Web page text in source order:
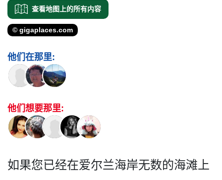
查看地图上的所有内容
© gigaplaces.com
他们在那里:
他们想要那里:
如果您已经在爱尔兰海岸无数­的海滩上